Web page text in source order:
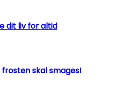
dit liv for altid
skal smages!